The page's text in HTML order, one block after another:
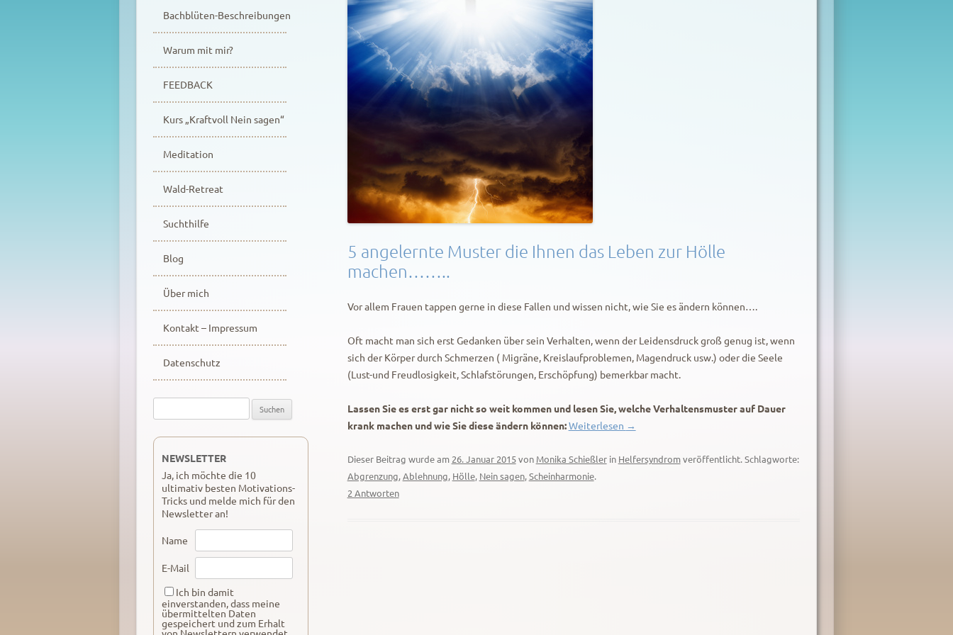
5 angelernte Muster die Ihnen das Leben zur Hölle
machen……..
Vor allem Frauen tappen gerne in diese Fallen und wissen nicht, wie Sie es ändern können….
Oft macht man sich erst Gedanken über sein Verhalten, wenn der Leidensdruck groß genug ist, wenn
sich der Körper durch Schmerzen ( Migräne, Kreislaufproblemen, Magendruck usw.) oder die Seele
(Lust-und Freudlosigkeit, Schlafstörungen, Erschöpfung) bemerkbar macht.
Lassen Sie es erst gar nicht so weit kommen und lesen Sie, welche Verhaltensmuster auf Dauer
krank machen und wie Sie diese ändern können:Weiterlesen →
Dieser Beitrag wurde am 26. Januar 2015von Monika Schießlerin Helfersyndromveröffentlicht. Schlagworte:
Abgrenzung,Ablehnung, Hölle, Nein sagen,Scheinharmonie.
2 Antworten
Bachblüten-Beschreibungen
Warum mit mir?
FEEDBACK
Kurs „Kraftvoll Nein sagen“
Meditation
Wald-Retreat
Suchthilfe
Blog
Über mich
Kontakt – Impressum
Datenschutz
nach:
NEWSLETTER
Ja, ich möchte die 10
ultimativ besten Motivations-
Tricks und melde mich für den
Newsletter an!
Name
E-Mail
Ich bin damit
einverstanden, dass meine
übermittelten Daten
gespeichert und zum Erhalt